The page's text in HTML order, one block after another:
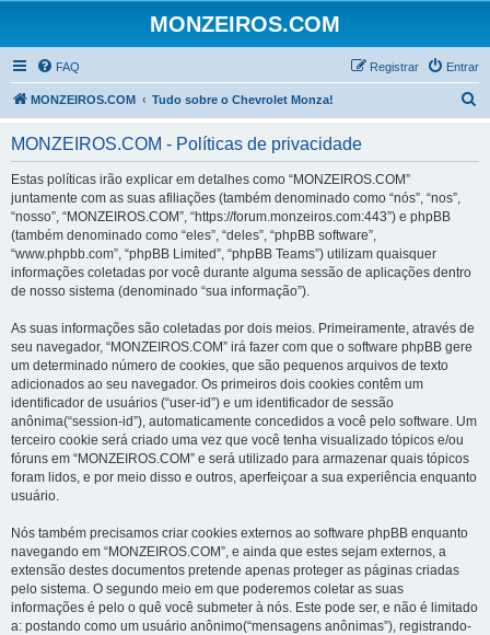
MONZEIROS.COM
FAQ Entrar
Registrar
MONZEIROS.COM Tudo sobre o Chevrolet Monza!
MONZEIROS.COM - Políticas de privacidade
Estas políticas irão explicar em detalhes como “MONZEIROS.COM”
juntamente com as suas afiliações (também denominado como “nós”, “nos”,
“nosso”, “MONZEIROS.COM”, “https://forum.monzeiros.com:443”) e phpBB
(também denominado como “eles”, “deles”, “phpBB software”,
“www.phpbb.com”, “phpBB Limited”, “phpBB Teams”) utilizam quaisquer
informações coletadas por você durante alguma sessão de aplicações dentro
de nosso sistema (denominado “sua informação”).
As suas informações são coletadas por dois meios. Primeiramente, através de
seu navegador, “MONZEIROS.COM” irá fazer com que o software phpBB gere
um determinado número de cookies, que são pequenos arquivos de texto
adicionados ao seu navegador. Os primeiros dois cookies contêm um
identificador de usuários (“user-id”) e um identificador de sessão
anônima(“session-id”), automaticamente concedidos a você pelo software. Um
terceiro cookie será criado uma vez que você tenha visualizado tópicos e/ou
fóruns em “MONZEIROS.COM” e será utilizado para armazenar quais tópicos
foram lidos, e por meio disso e outros, aperfeiçoar a sua experiência enquanto
usuário.
Nós também precisamos criar cookies externos ao software phpBB enquanto
navegando em “MONZEIROS.COM”, e ainda que estes sejam externos, a
extensão destes documentos pretende apenas proteger as páginas criadas
pelo sistema. O segundo meio em que poderemos coletar as suas
informações é pelo o quê você submeter à nós. Este pode ser, e não é limitado
a: postando como um usuário anônimo(“mensagens anônimas”), registrando-